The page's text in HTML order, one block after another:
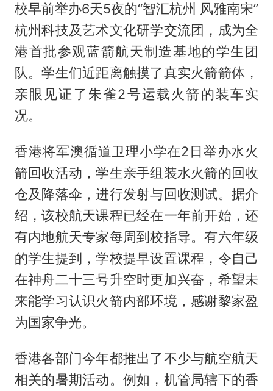
校早前举办6天5夜的“智汇杭州 风雅南宋”
杭州科技及艺术文化研学交流团，成为全
港首批参观蓝箭航天制造基地的学生团
队。学生们近距离触摸了真实火箭箭体，
亲眼见证了朱雀2号运载火箭的装车实
况。
香港将军澳循道卫理小学在2日举办水火
箭回收活动，学生亲手组装水火箭的回收
仓及降落伞，进行发射与回收测试。据介
绍，该校航天课程已经在一年前开始，还
有内地航天专家每周到校指导。有六年级
的学生提到，学校提早设置课程，令自己
在神舟二十三号升空时更加兴奋，希望未
来能学习认识火箭内部环境，感谢黎家盈
为国家争光。
香港各部门今年都推出了不少与航空航天
相关的暑期活动。例如，机管局辖下的香